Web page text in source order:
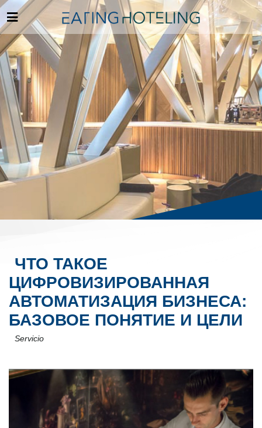
ЧТО ТАКОЕ
ЦИФРОВИЗИРОВАННАЯ
АВТОМАТИЗАЦИЯ БИЗНЕСА:
БАЗОВОЕ ПОНЯТИЕ И ЦЕЛИ
Servicio